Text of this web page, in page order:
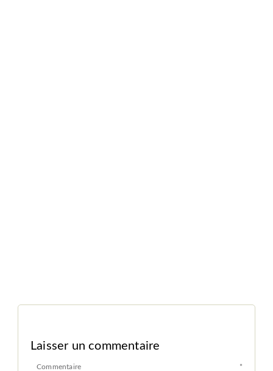
Laisser un commentaire
Commentaire *